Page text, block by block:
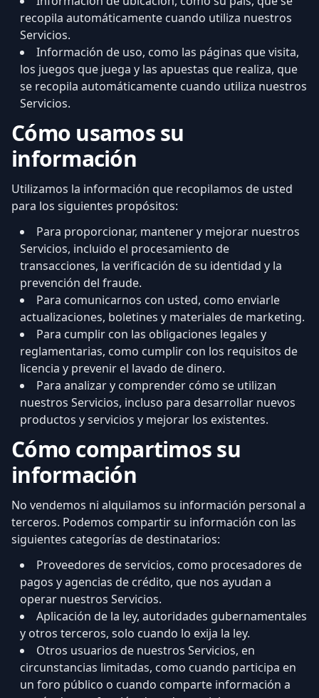
recopila automáticamente cuando utiliza nuestros
Servicios.
Información de uso, como las páginas que visita,
los juegos que juega y las apuestas que realiza, que
se recopila automáticamente cuando utiliza nuestros
Servicios.
Cómo usamos su
información
Utilizamos la información que recopilamos de usted
para los siguientes propósitos:
Para proporcionar, mantener y mejorar nuestros
Servicios, incluido el procesamiento de
transacciones, la verificación de su identidad y la
prevención del fraude.
Para comunicarnos con usted, como enviarle
actualizaciones, boletines y materiales de marketing.
Para cumplir con las obligaciones legales y
reglamentarias, como cumplir con los requisitos de
licencia y prevenir el lavado de dinero.
Para analizar y comprender cómo se utilizan
nuestros Servicios, incluso para desarrollar nuevos
productos y servicios y mejorar los existentes.
Cómo compartimos su
información
No vendemos ni alquilamos su información personal a
terceros. Podemos compartir su información con las
siguientes categorías de destinatarios:
Proveedores de servicios, como procesadores de
pagos y agencias de crédito, que nos ayudan a
operar nuestros Servicios.
Aplicación de la ley, autoridades gubernamentales
y otros terceros, solo cuando lo exija la ley.
Otros usuarios de nuestros Servicios, en
circunstancias limitadas, como cuando participa en
un foro público o cuando comparte información a